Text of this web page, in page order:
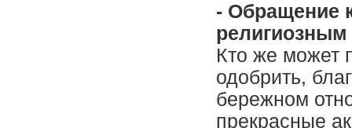
- Обращение
религиозным
Кто же может
одобрить,
бережном
прекрасные